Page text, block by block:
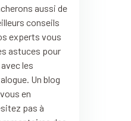
aussi de
conseils
experts vous
astuces pour
les
Un blog
en
pas à